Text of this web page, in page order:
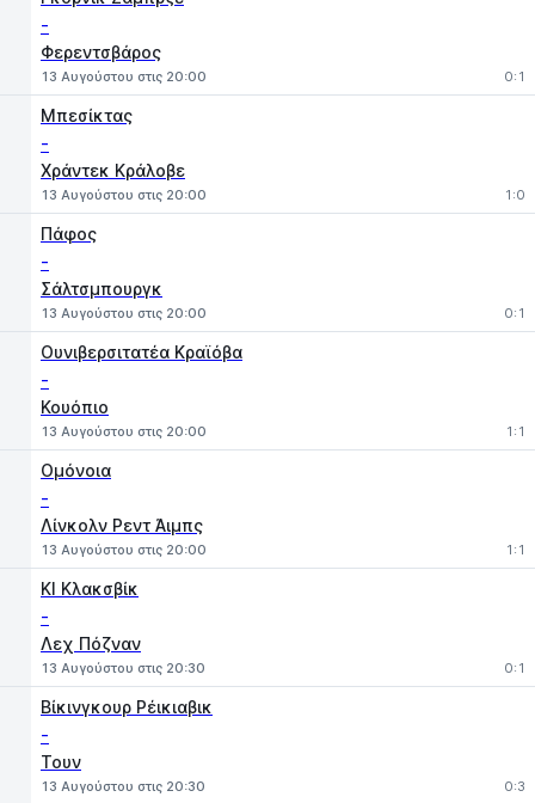
-
Φερεντσβάρος
13 Αυγούστου στις 20:00 0:1
Μπεσίκτας
-
Χράντεκ Κράλοβε
13 Αυγούστου στις 20:00 1:0
Πάφος
-
Σάλτσμπουργκ
13 Αυγούστου στις 20:00 0:1
Ουνιβερσιτατέα Κραϊόβα
-
Κουόπιο
13 Αυγούστου στις 20:00 1:1
Ομόνοια
-
Λίνκολν Ρεντ Άιμπς
13 Αυγούστου στις 20:00 1:1
ΚΙ Κλακσβίκ
-
Λεχ Πόζναν
13 Αυγούστου στις 20:30 0:1
Βίκινγκουρ Ρέικιαβικ
-
Τουν
13 Αυγούστου στις 20:30 0:3